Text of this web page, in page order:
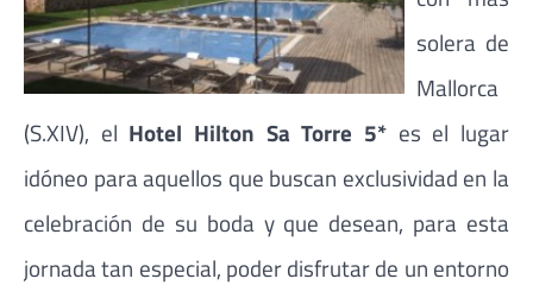
solera de
Mallorca
(S.XIV), el Hotel Hilton Sa Torre 5* es el lugar
idóneo para aquellos que buscan exclusividad en la
celebración de su boda y que desean, para esta
jornada tan especial, poder disfrutar de un entorno